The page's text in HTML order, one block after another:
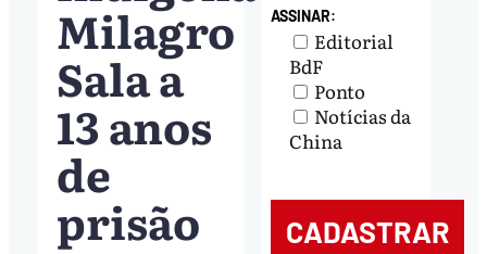
Milagro
Sala a
13 anos
de
prisão
ASSINAR:
Editorial
BdF
Ponto
Notícias da
China